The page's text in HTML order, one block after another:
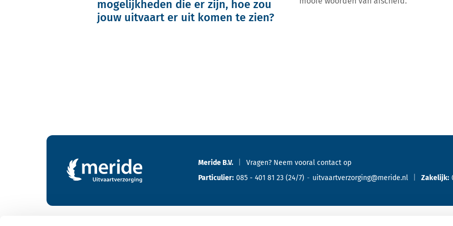
mogelijkheden die er zijn, hoe zou
jouw uitvaart er uit komen te zien?
Contactgegevens en footer menu van Meride
Meride B.V. Vragen? Neem vooral contact op
Particulier: 085 - 401 81 23 (24/7) uitvaartverzorging@meride.nl Zakelijk: